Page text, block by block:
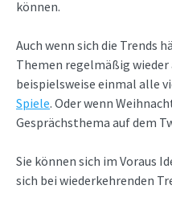
können.
Auch wenn sich die Trends
Themen regelmäßig wieder
beispielsweise einmal alle
Spiele. Oder wenn
Gesprächsthema auf dem
Sie können sich im Voraus
sich bei wiederkehrenden